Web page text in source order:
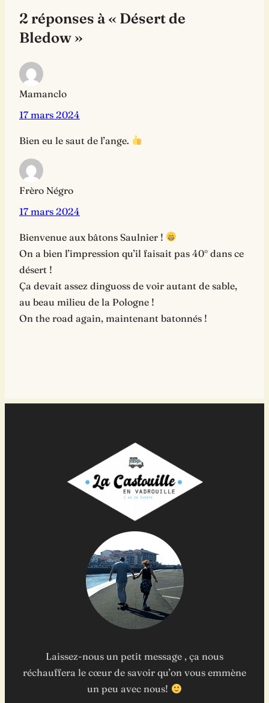
2 réponses à « Désert de
Bledow »
Mamanclo
17 mars 2024
Bien eu le saut de l’ange.
Frèro Négro
17 mars 2024
Bienvenue aux bâtons Saulnier !
On a bien l’impression qu’il faisait pas 40° dans ce
désert !
Ça devait assez dinguoss de voir autant de sable,
au beau milieu de la Pologne !
On the road again, maintenant batonnés !
Laissez-nous un petit message , ça nous
réchauffera le cœur de savoir qu’on vous emmène
un peu avec nous!